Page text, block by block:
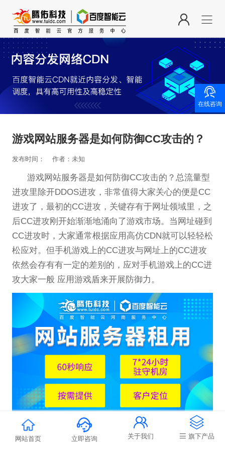
游戏网站服务器是如何防御CC攻击的？
发布时间： 作者：未知
游戏网站服务器是如何防御CC攻击的？总流量型
进攻里除开DDOS进攻，非常值得大家关心的便是CC
进攻了，最初的CC进攻，关键存有于网址领域里，之
后CC进攻刚开始渐渐地涌向了游戏市场。当网址碰到
CC进攻时，大家通常根据应用高仿CDN就可以轻轻松
松应对。但手机游戏上的CC进攻与网址上的CC进攻
依然会存有有一定的差别的，应对手机游戏上的CC进
攻大家一般 应用游戏盾来开展防御力。
那麼游戏盾优点怎样防御力住CC进攻的呢？
相对性于游戏市场，网址领域的CC进攻是必须根

在线咨询
网站首页 立即咨询

关于我们

旗下产品